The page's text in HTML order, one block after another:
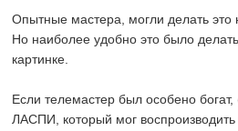
Опытные мастера, могли делать это
Но наиболее удобно это было
картинке.
Если телемастер был особено
ЛАСПИ, который мог